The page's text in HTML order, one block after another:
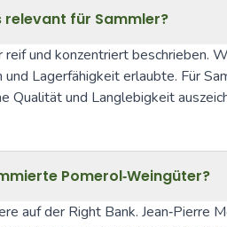
relevant für Sammler?
und konzentriert beschrieben.
Lagerfähigkeit erlaubte. Für
Qualität und Langlebigkeit
Pomerol‑Weingüter?
auf der Right Bank. Jean‑Pierre